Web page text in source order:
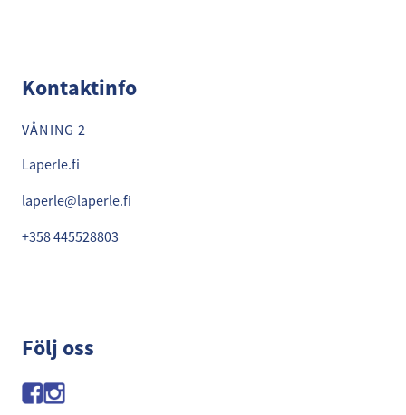
Kontaktinfo
VÅNING 2
Laperle.fi
laperle@laperle.fi
+358 445528803
Följ oss